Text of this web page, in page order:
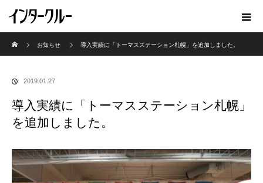
お知らせ
導入実績に「トーマスステーション札幌」を追加しました。
2019.01.27
導入実績に「トーマスステーション札幌」
を追加しました。